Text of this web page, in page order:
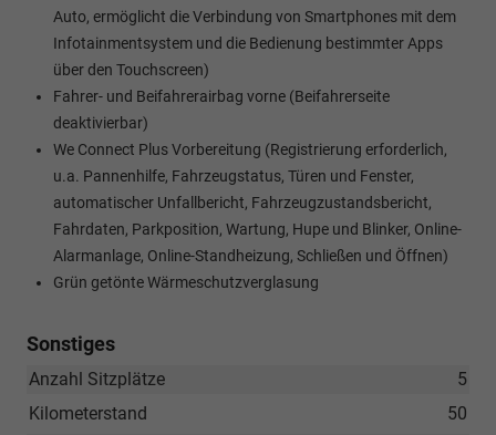
Auto, ermöglicht die Verbindung von Smartphones mit dem
Infotainmentsystem und die Bedienung bestimmter Apps
über den Touchscreen)
Fahrer- und Beifahrerairbag vorne (Beifahrerseite
deaktivierbar)
We Connect Plus Vorbereitung (Registrierung erforderlich,
u.a. Pannenhilfe, Fahrzeugstatus, Türen und Fenster,
automatischer Unfallbericht, Fahrzeugzustandsbericht,
Fahrdaten, Parkposition, Wartung, Hupe und Blinker, Online-
Alarmanlage, Online-Standheizung, Schließen und Öffnen)
Grün getönte Wärmeschutzverglasung
Sonstiges
5
Anzahl Sitzplätze
50
Kilometerstand